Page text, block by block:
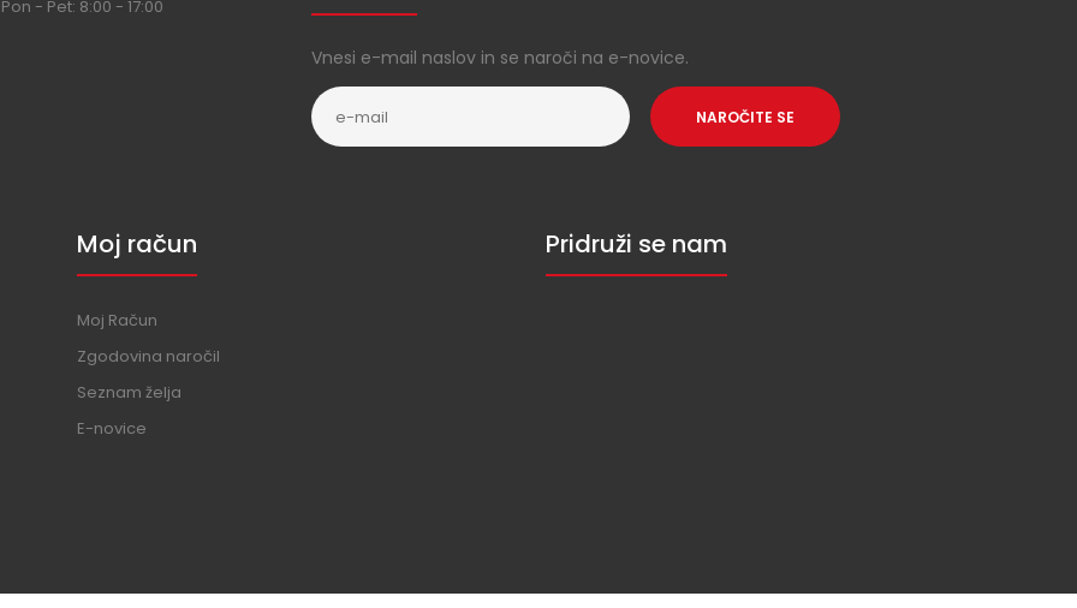
Pon - Pet: 8:00 - 17:00
Vnesi e-mail naslov in se naroči na e-novice.
NAROČITE SE
Moj račun
Moj Račun
Zgodovina naročil
Seznam želja
E-novice
Pridruži se nam